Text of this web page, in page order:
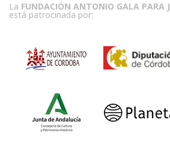
La FUNDACIÓN ANTONIO GALA PARA
está patrocinada por: